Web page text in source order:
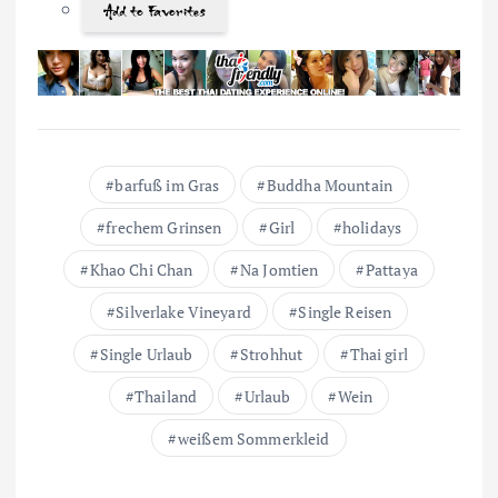
Add to Favorites
barfuß im Gras
Buddha Mountain
frechem Grinsen
Girl
holidays
Khao Chi Chan
Na Jomtien
Pattaya
Silverlake Vineyard
Single Reisen
Single Urlaub
Strohhut
Thai girl
Thailand
Urlaub
Wein
weißem Sommerkleid